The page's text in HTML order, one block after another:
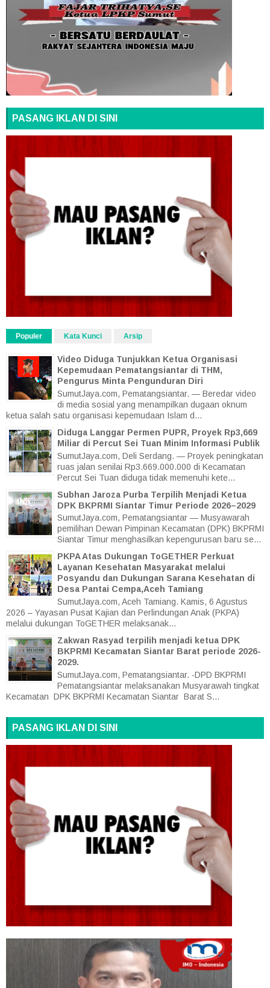
PASANG IKLAN DI SINI
Populer Kata Kunci Arsip
Video Diduga Tunjukkan Ketua Organisasi
Kepemudaan Pematangsiantar di THM,
Pengurus Minta Pengunduran Diri
SumutJaya.com, Pematangsiantar. — Beredar video
di media sosial yang menampilkan dugaan oknum
ketua salah satu organisasi kepemudaan Islam d...
Diduga Langgar Permen PUPR, Proyek Rp3,669
Miliar di Percut Sei Tuan Minim Informasi Publik
SumutJaya.com, Deli Serdang. — Proyek peningkatan
ruas jalan senilai Rp3.669.000.000 di Kecamatan
Percut Sei Tuan diduga tidak memenuhi kete...
Subhan Jaroza Purba Terpilih Menjadi Ketua
DPK BKPRMI Siantar Timur Periode 2026–2029
SumutJaya.com, Pematangsiantar — Musyawarah
pemilihan Dewan Pimpinan Kecamatan (DPK) BKPRMI
Siantar Timur menghasilkan kepengurusan baru se...
PKPA Atas Dukungan ToGETHER Perkuat
Layanan Kesehatan Masyarakat melalui
Posyandu dan Dukungan Sarana Kesehatan di
Desa Pantai Cempa,Aceh Tamiang
SumutJaya.com, Aceh Tamiang. Kamis, 6 Agustus
2026 – Yayasan Pusat Kajian dan Perlindungan Anak (PKPA)
melalui dukungan ToGETHER melaksanak...
Zakwan Rasyad terpilih menjadi ketua DPK
BKPRMI Kecamatan Siantar Barat periode 2026-
2029.
SumutJaya.com, Pematangsiantar. -DPD BKPRMI
Pematangsiantar melaksanakan Musyarawah tingkat
Kecamatan DPK BKPRMI Kecamatan Siantar Barat S...
PASANG IKLAN DI SINI